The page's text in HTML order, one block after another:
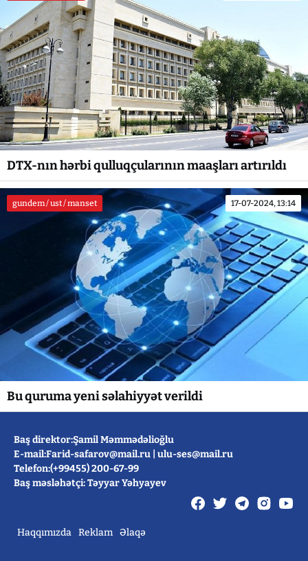
DTX-nın hərbi qulluqçularının maaşları artırıldı
gundem / ust / manset 17-07-2024, 13:14
Bu quruma yeni səlahiyyət verildi
Baş direktor:Şamil Məmmədəlioğlu
E-mail:Farid-safarov@mail.ru ulu-ses@mail.ru
Telefon:(+99455) 200-67-99
Baş məsləhətçi: Təyyar Yəhyayev
Haqqımızda Reklam Əlaqə